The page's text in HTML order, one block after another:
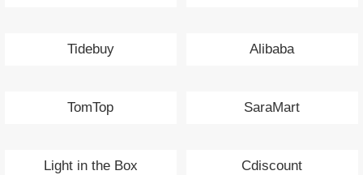
Tidebuy Alibaba
TomTop SaraMart
Light in the Box Cdiscount